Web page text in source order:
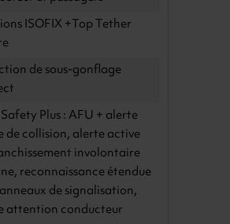
ISOFIX +Top Tether
de sous-gonflage
Plus : AFU + alerte
de collision, alerte active
involontaire
reconnaissance étendue
de signalisation,
attention conducteur